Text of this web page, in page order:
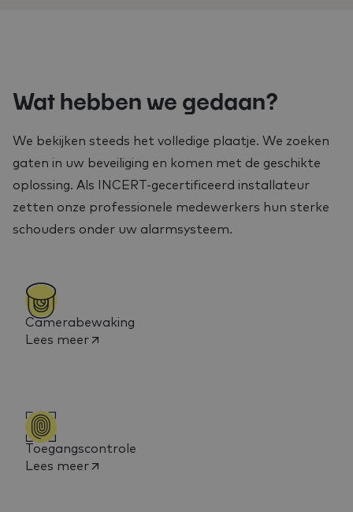
Wat hebben we gedaan?
We bekijken steeds het volledige plaatje. We zoeken
gaten in uw beveiliging en komen met de geschikte
oplossing. Als INCERT-gecertificeerd installateur
zetten onze professionele medewerkers hun sterke
schouders onder uw alarmsysteem.
Camerabewaking
Lees meer
Toegangscontrole
Lees meer